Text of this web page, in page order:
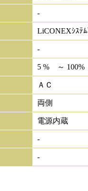
-
LiCONEXｼｽﾃ
-
5 % ～ 100%
ＡＣ
両側
電源内蔵
-
-